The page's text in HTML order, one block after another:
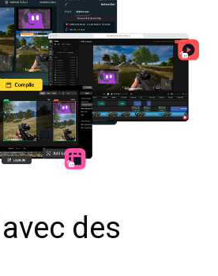
avec des